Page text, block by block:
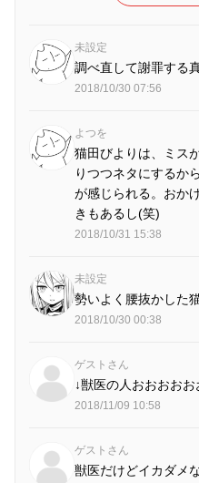
未設定
調べ直して謝罪する
2018/10/30 07:56
よつを
猫田びよりは、ミス
りつつネタにするか
が感じられる。おか
きもあるし(笑)
2018/10/31 15:38
未設定
勢いよく腰抜かした
2018/10/30 00:38
ゲストさん
↓獣医の人おおおおお
2018/11/09 10:58
ゲストさん
獣医だけどイカダメ